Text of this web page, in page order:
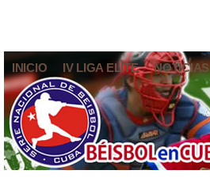
INICIO IV LIGA ELITE NOTICIAS